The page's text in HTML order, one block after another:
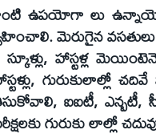
ఉపయోగా లు
మెరుగైన
హాస్టళ్ల
గురుకులాల్లో
ఐఐటీ, ఎన్బటీ,
గురుకు లాల్లో